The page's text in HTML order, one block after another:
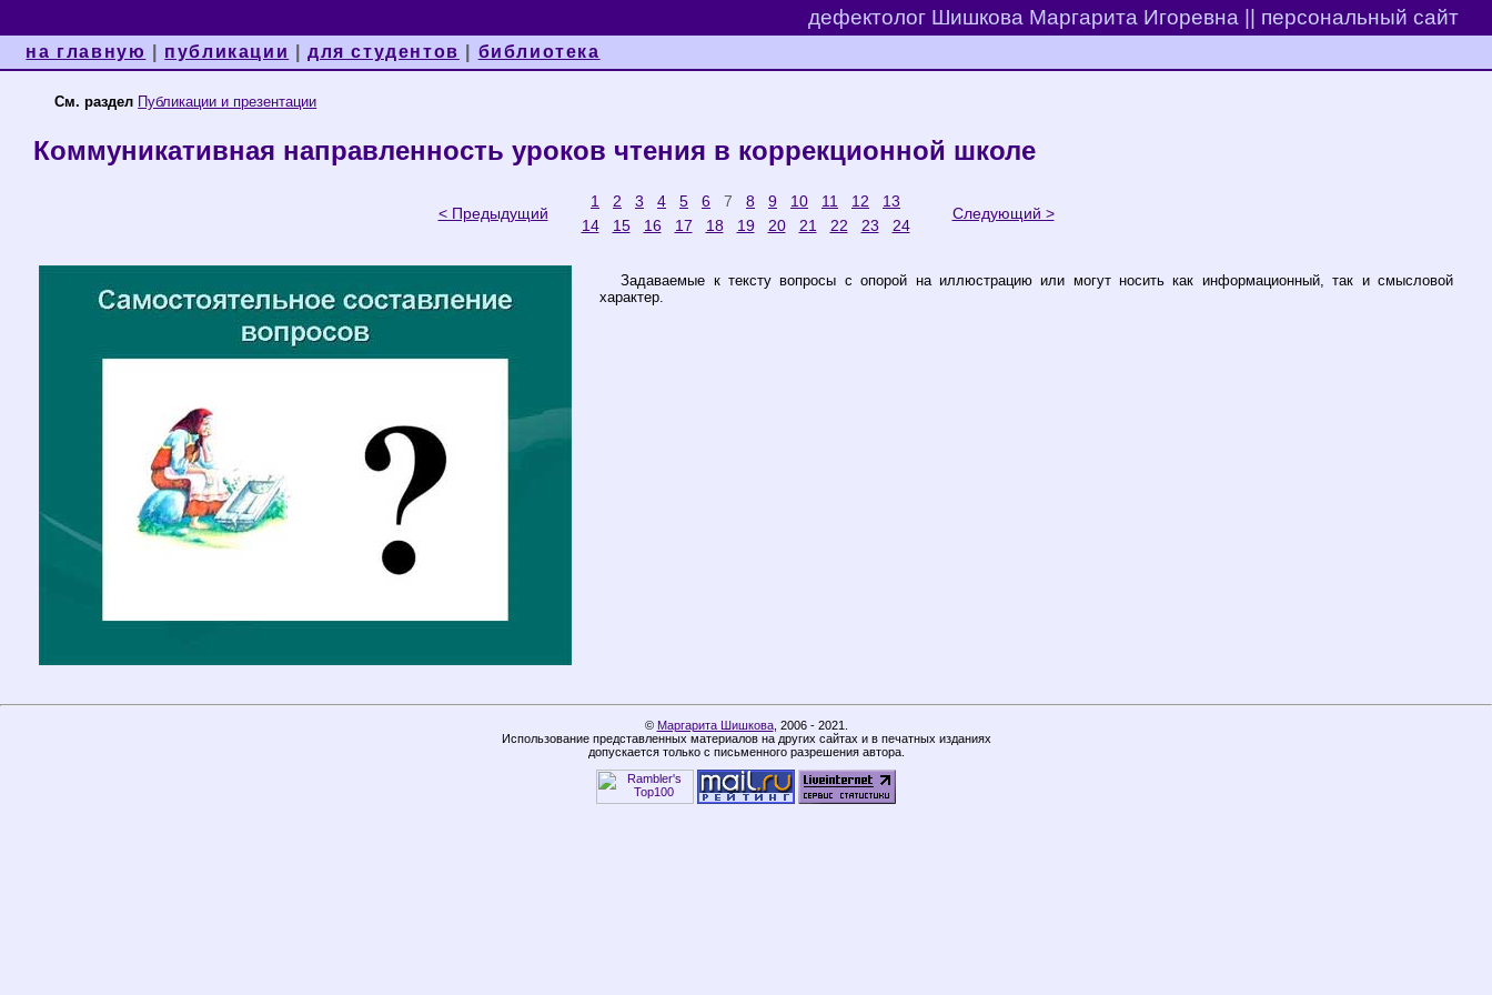
дефектолог Шишкова Маргарита Игоревна || персональный сайт
на главную публикации |для студентов библиотека
См. раздел Публикации и презентации
Коммуникативная направленность уроков чтения в коррекционной школе
< Предыдущий
1 2 3 4 5 6 7 8 9 10 11 12 13
Следующий >
14 15 16 17 18 19 20 21 22 23 24
Задаваемые к тексту вопросы с опорой на иллюстрацию или могут носить как информационный, так и смысловой
характер.
© Маргарита Шишкова, 2006 - 2021.
Использование представленных материалов на других сайтах и в печатных изданиях
допускается только с письменного разрешения автора.